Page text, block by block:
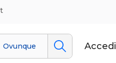
Ovunque Accedi